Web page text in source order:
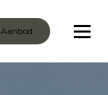
Aanbod